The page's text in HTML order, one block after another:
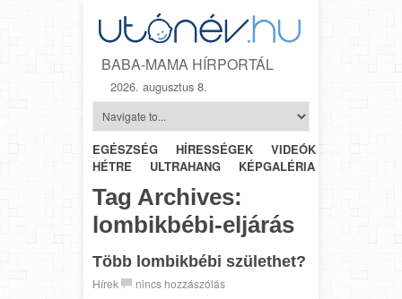
BABA-MAMA HÍRPORTÁL
2026. augusztus 8.
EGÉSZSÉG HÍRESSÉGEK VIDEÓK
HÉTRŐL-
HÉTRE
ULTRAHANG KÉPGALÉRIA
Tag Archives:
lombikbébi-eljárás
Több lombikbébi születhet?
Hírek
nincs hozzászólás